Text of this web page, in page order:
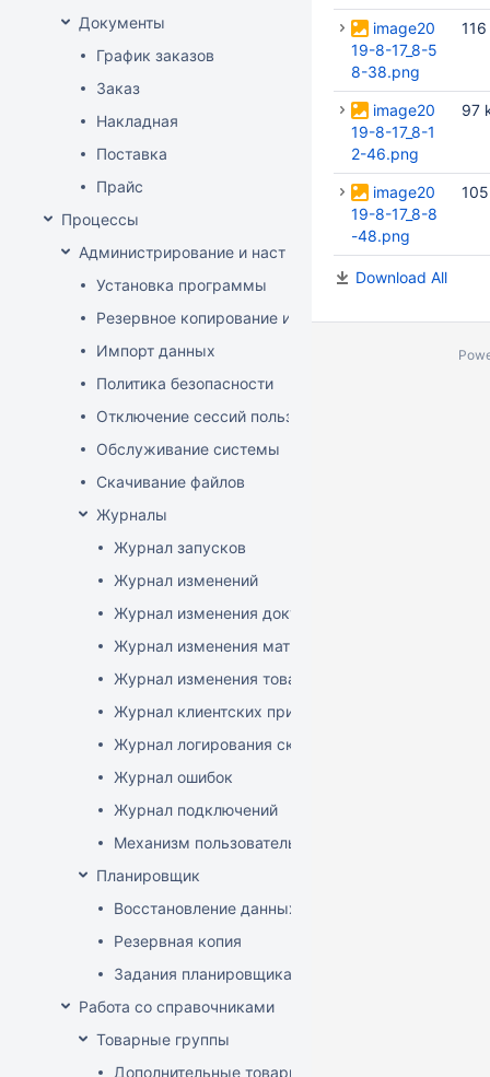
Документы
График заказов
Заказ
Накладная
Поставка
Прайс
Процессы
Администрирование и настройка
Установка программы
Резервное копирование и восстановление базы
Импорт данных
Политика безопасности
Отключение сессий пользователя
Обслуживание системы
Скачивание файлов
Журналы
Журнал запусков
Журнал изменений
Журнал изменения документов
Журнал изменения матриц
Журнал изменения товаров
Журнал клиентских приложений
Журнал логирования сканирований штрихкодов
Журнал ошибок
Журнал подключений
Механизм пользовательского логирования
Планировщик
Восстановление данных
Резервная копия
Задания планировщика
Работа со справочниками
Товарные группы
Дополнительные товарные группы
image20
19-8-17_8-5
8-38.png
image20
19-8-17_8-1
2-46.png
97
image20
19-8-17_8-8
-48.png
Download All